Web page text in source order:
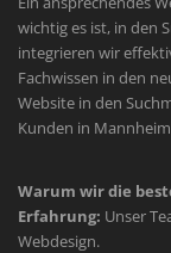
wichtig es ist, in den
integrieren wir
Fachwissen in den
Website in den
Kunden in
Warum wir die
Erfahrung: Unser
Webdesign.